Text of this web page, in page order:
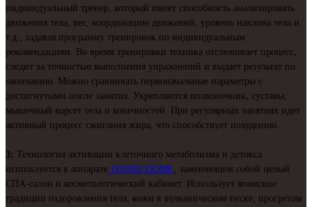
индивидуальный тренер, который имеет способность анализировать
движения тела, вес, координацию движений, уровень наклона тела и
т.д., задавая программу тренировок по индивидуальным
рекомендациям. Во время тренировки техника отслеживает процесс,
следит за точностью выполнения упражнений и выдает результат по
окончанию. Можно сравнивать первоначальные параметры с
достигнутыми после занятия. Укрепляются позвоночник, суставы,
мышечный корсет тела и конечностей. При регулярных занятиях идет
активный процесс сжигания жира, что способствует похудению.
3: Технология активации клеточного метаболизма и детокса
используется в аппарате IYASHI DOME, заменяющем собой целый
СПА-салон и косметологический кабинет. Использует японские
традиции оздоровления тела, кожи в вулканическом песке, прогретом